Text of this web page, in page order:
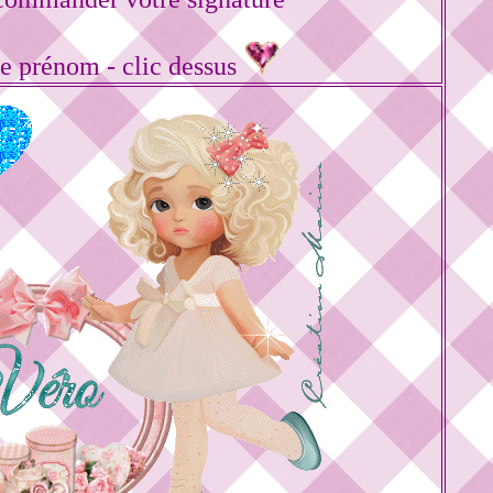
prénom - clic dessus